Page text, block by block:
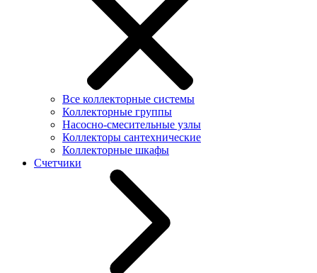
Все коллекторные системы
Коллекторные группы
Насосно-смесительные узлы
Коллекторы сантехнические
Коллекторные шкафы
Счетчики